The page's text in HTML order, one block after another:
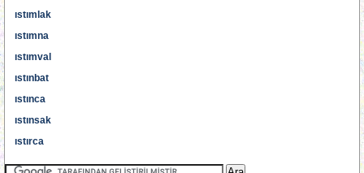
ıstımlak
ıstımna
ıstımval
ıstınbat
ıstınca
ıstınsak
ıstırca